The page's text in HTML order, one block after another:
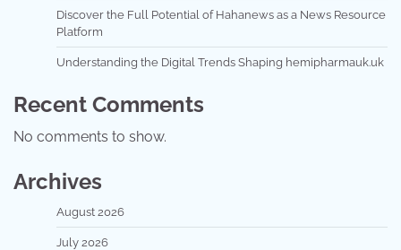
Discover the Full Potential of Hahanews as a News Resource
Platform
Understanding the Digital Trends Shaping hemipharmauk.uk
Recent Comments
No comments to show.
Archives
August 2026
July 2026